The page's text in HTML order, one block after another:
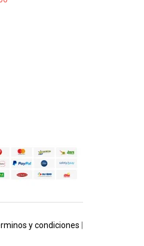
y condiciones